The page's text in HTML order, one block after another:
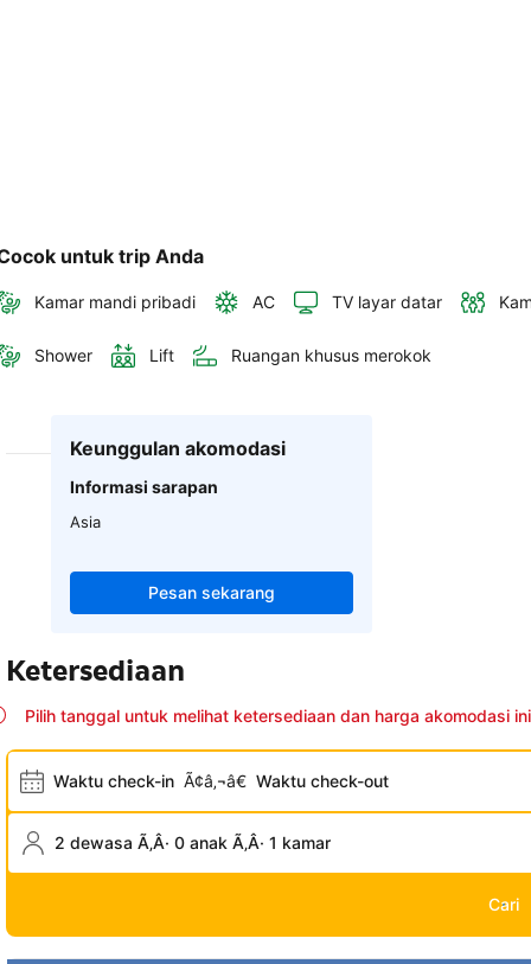
untuk trip Anda
Kamar mandi pribadi AC TV layar datar
Shower Lift Ruangan khusus merokok
Keunggulan akomodasi
Informasi sarapan
Asia
Pesan sekarang
Ketersediaan
Pilih tanggal untuk melihat ketersediaan dan harga akomodasi ini
Waktu check-in Ã¢â‚¬â€ Waktu check-out
2 dewasa Ã‚Â· 0 anak Ã‚Â· 1 kamar
Cari